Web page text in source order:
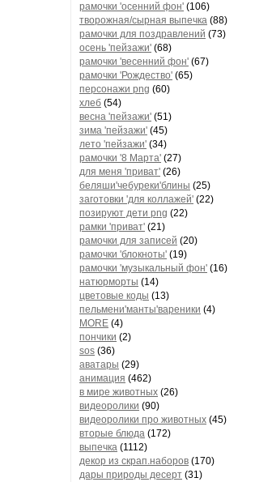
рамочки 'осенний фон' (106)
творожная/сырная выпечка (88)
рамочки для поздравлений (73)
осень 'пейзажи' (68)
рамочки 'весенний фон' (67)
рамочки 'Рождество' (65)
персонажи png (60)
хлеб (54)
весна 'пейзажи' (51)
зима 'пейзажи' (45)
лето 'пейзажи' (34)
рамочки '8 Марта' (27)
для меня 'приват' (26)
беляши'чебуреки'блины (25)
заготовки 'для коллажей' (22)
позируют дети png (22)
рамки 'приват' (21)
рамочки для записей (20)
рамочки 'блокноты' (19)
рамочки 'музыкальный фон' (16)
натюрморты (14)
цветовые коды (13)
пельмени'манты'вареники (4)
MORE (4)
пончики (2)
sos (36)
аватары (29)
анимация (462)
в мире животных (26)
видеоролики (90)
видеоролики про животных (45)
вторые блюда (172)
выпечка (1112)
декор из скрап.наборов (170)
дары природы десерт (31)